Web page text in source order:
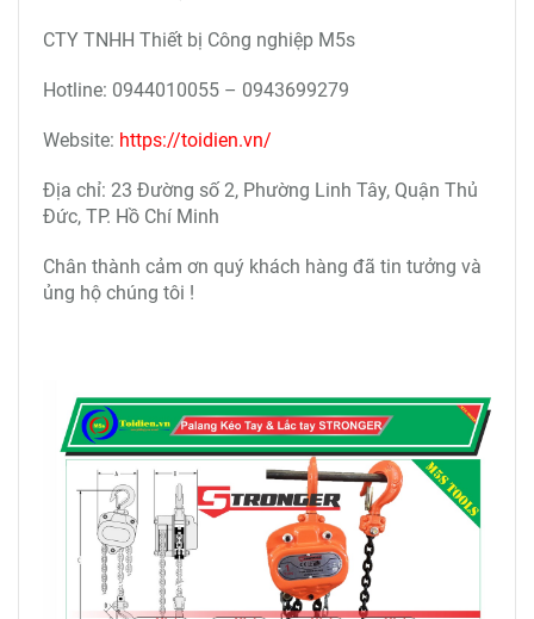
CTY TNHH Thiết bị Công nghiệp M5s
Hotline: 0944010055 – 0943699279
Website: https://toidien.vn/
Địa chỉ: 23 Đường số 2, Phường Linh Tây, Quận Thủ
Đức, TP. Hồ Chí Minh
Chân thành cảm ơn quý khách hàng đã tin tưởng và
ủng hộ chúng tôi !